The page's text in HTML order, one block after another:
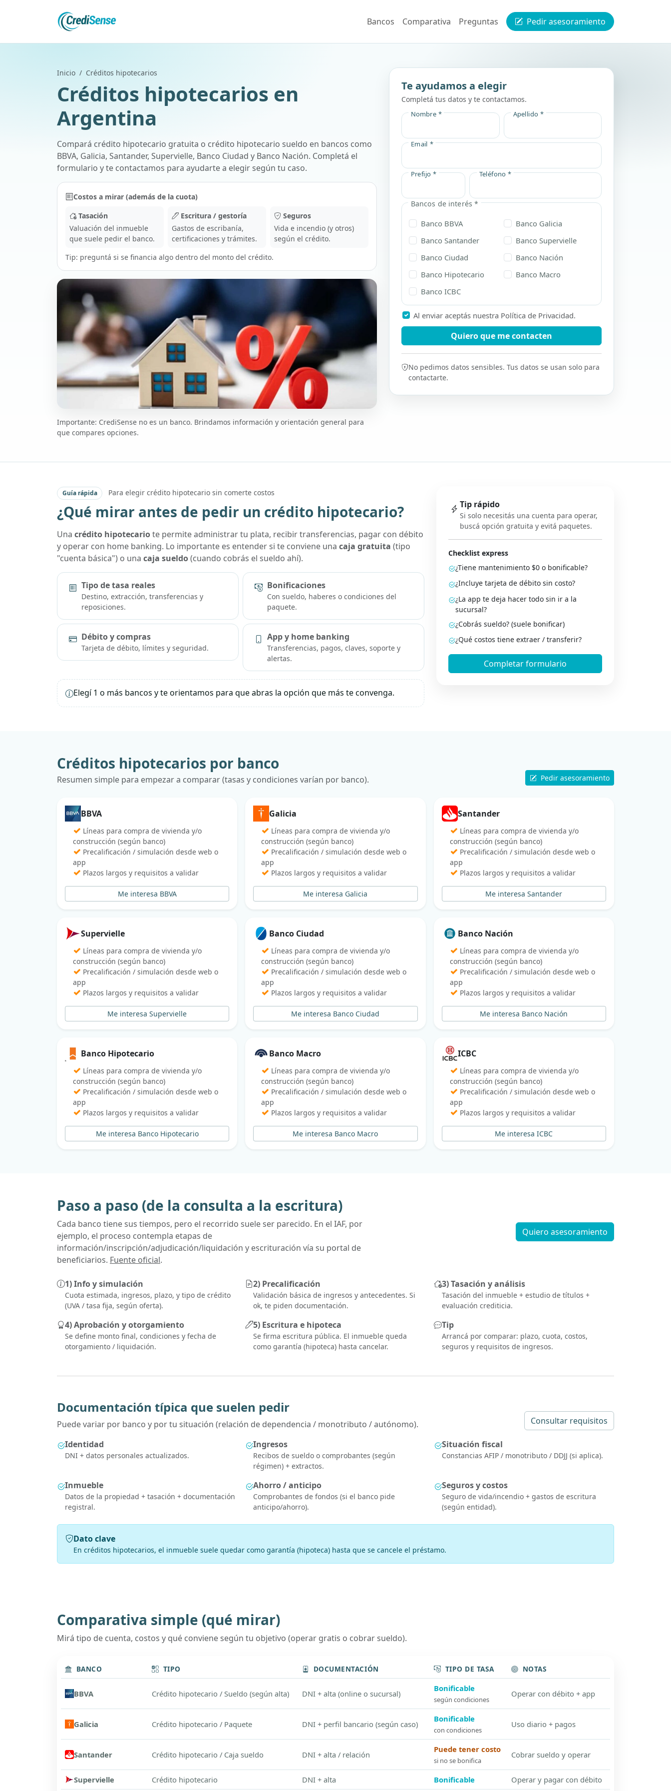
Bancos Comparativa Preguntas Pedir asesoramiento
Inicio Créditos hipotecarios
Créditos hipotecarios en
Argentina
Compará crédito hipotecario gratuita o crédito hipotecario sueldo en bancos como
BBVA, Galicia, Santander, Supervielle, Banco Ciudad y Banco Nación. Completá el
formulario y te contactamos para ayudarte a elegir según tu caso.
Costos a mirar (además de la cuota)
Tasación
Valuación del inmueble
que suele pedir el banco.
Escritura / gestoría
Gastos de escribanía,
certificaciones y trámites.
Seguros
Vida e incendio (y otros)
según el crédito.
Tip: preguntá si se financia algo dentro del monto del crédito.
Importante: CrediSense no es un banco. Brindamos información y orientación general para
que compares opciones.
Te ayudamos a elegir
Completá tus datos y te contactamos.
Nombre * Apellido *
Email *
Prefijo * Teléfono *
Bancos de interés *
Banco BBVA
Banco Galicia
Banco Santander
Banco Supervielle
Banco Ciudad
Banco Nación
Banco Hipotecario
Banco Macro
Banco ICBC
Al enviar aceptás nuestra Política de Privacidad.
Quiero que me contacten
No pedimos datos sensibles. Tus datos se usan solo para
contactarte.
Guía rápida Para elegir crédito hipotecario sin comerte costos
¿Qué mirar antes de pedir un crédito hipotecario?
Una crédito hipotecariote permite administrar tu plata, recibir transferencias, pagar con débito
y operar con home banking. Lo importante es entender si te conviene una caja gratuita (tipo
"cuenta básica") o una caja sueldo(cuando cobrás el sueldo ahí).
Tipo de tasa reales
Destino, extracción, transferencias y
reposiciones.
Bonificaciones
Con sueldo, haberes o condiciones del
paquete.
Débito y compras
Tarjeta de débito, límites y seguridad.
App y home banking
Transferencias, pagos, claves, soporte y
alertas.
Elegí 1 o más bancos y te orientamos para que abras la opción que más te convenga.
Tip rápido
Si solo necesitás una cuenta para operar,
buscá opción gratuita y evitá paquetes.
Checklist express
¿Tiene mantenimiento $0 o bonificable?
¿Incluye tarjeta de débito sin costo?
¿La app te deja hacer todo sin ir a la
sucursal?
¿Cobrás sueldo? (suele bonificar)
¿Qué costos tiene extraer / transferir?
Completar formulario
Créditos hipotecarios por banco
Resumen simple para empezar a comparar (tasas y condiciones varían por banco). Pedir asesoramiento
BBVA
✓ Líneas para compra de vivienda y/o
construcción (según banco)
✓ Precalificación / simulación desde web o
app
✓ Plazos largos y requisitos a validar
Me interesa BBVA
Galicia
✓ Líneas para compra de vivienda y/o
construcción (según banco)
✓ Precalificación / simulación desde web o
app
✓ Plazos largos y requisitos a validar
Me interesa Galicia
Santander
✓ Líneas para compra de vivienda y/o
construcción (según banco)
✓ Precalificación / simulación desde web o
app
✓ Plazos largos y requisitos a validar
Me interesa Santander
Supervielle
✓ Líneas para compra de vivienda y/o
construcción (según banco)
✓ Precalificación / simulación desde web o
app
✓ Plazos largos y requisitos a validar
Me interesa Supervielle
Banco Ciudad
✓ Líneas para compra de vivienda y/o
construcción (según banco)
✓ Precalificación / simulación desde web o
app
✓ Plazos largos y requisitos a validar
Me interesa Banco Ciudad
Banco Nación
✓ Líneas para compra de vivienda y/o
construcción (según banco)
✓ Precalificación / simulación desde web o
app
✓ Plazos largos y requisitos a validar
Me interesa Banco Nación
Banco Hipotecario
✓ Líneas para compra de vivienda y/o
construcción (según banco)
✓ Precalificación / simulación desde web o
app
✓ Plazos largos y requisitos a validar
Me interesa Banco Hipotecario
Banco Macro
✓ Líneas para compra de vivienda y/o
construcción (según banco)
✓ Precalificación / simulación desde web o
app
✓ Plazos largos y requisitos a validar
Me interesa Banco Macro
ICBC
✓ Líneas para compra de vivienda y/o
construcción (según banco)
✓ Precalificación / simulación desde web o
app
✓ Plazos largos y requisitos a validar
Me interesa ICBC
Paso a paso (de la consulta a la escritura)
Cada banco tiene sus tiempos, pero el recorrido suele ser parecido. En el IAF, por
ejemplo, el proceso contempla etapas de
información/inscripción/adjudicación/liquidación y escrituración vía su portal de
beneficiarios. Fuente oficial.
Quiero asesoramiento
1) Info y simulación
Cuota estimada, ingresos, plazo, y tipo de crédito
(UVA / tasa fija, según oferta).
2) Precalificación
Validación básica de ingresos y antecedentes. Si
ok, te piden documentación.
3) Tasación y análisis
Tasación del inmueble + estudio de títulos +
evaluación crediticia.
4) Aprobación y otorgamiento
Se define monto final, condiciones y fecha de
otorgamiento / liquidación.
5) Escritura e hipoteca
Se firma escritura pública. El inmueble queda
como garantía (hipoteca) hasta cancelar.
Tip
Arrancá por comparar: plazo, cuota, costos,
seguros y requisitos de ingresos.
Documentación típica que suelen pedir
Puede variar por banco y por tu situación (relación de dependencia / monotributo / autónomo). Consultar requisitos
Identidad
DNI + datos personales actualizados.
Ingresos
Recibos de sueldo o comprobantes (según
régimen) + extractos.
Situación fiscal
Constancias AFIP / monotributo / DDJJ (si aplica).
Inmueble
Datos de la propiedad + tasación + documentación
registral.
Ahorro / anticipo
Comprobantes de fondos (si el banco pide
anticipo/ahorro).
Seguros y costos
Seguro de vida/incendio + gastos de escritura
(según entidad).
Dato clave
En créditos hipotecarios, el inmueble suele quedar como garantía (hipoteca) hasta que se cancele el préstamo.
Comparativa simple (qué mirar)
Mirá tipo de cuenta, costos y qué conviene según tu objetivo (operar gratis o cobrar sueldo).
BANCO TIPO DOCUMENTACIÓN TIPO DE TASA NOTAS
BBVA Crédito hipotecario / Sueldo (según alta) DNI + alta (online o sucursal)
Bonificable
según condiciones
Operar con débito + app
Galicia Crédito hipotecario / Paquete DNI + perfil bancario (según caso)
Bonificable
con condiciones
Uso diario + pagos
Santander Crédito hipotecario / Caja sueldo DNI + alta / relación
Puede tener costo
si no se bonifica
Cobrar sueldo y operar
Supervielle Crédito hipotecario DNI + alta Bonificable Operar y pagar con débito